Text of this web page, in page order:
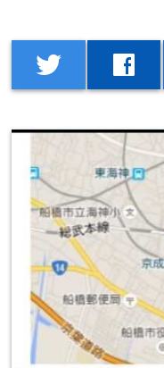
twitter facebook